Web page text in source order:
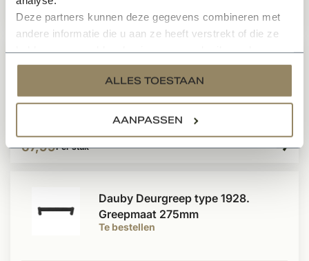
Deze partners kunnen deze gegevens combineren met
andere informatie die u aan ze heeft verstrekt of die ze
services.
ALLES TOESTAAN
AANPASSEN
103,99Per stuk
Te bestellen
Dauby Deurgreep afgeschuinde
kant 128mm
67,99Per stuk
Te bestellen
Dauby Deurgreep type 1928.
Greepmaat 275mm